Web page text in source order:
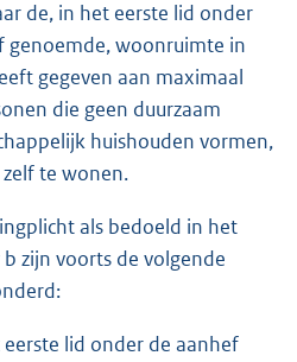
de, in het eerste lid onder
genoemde, woonruimte in
gegeven aan maximaal
die geen duurzaam
huishouden vormen,
te wonen.
als bedoeld in het
zijn voorts de volgende
eerste lid onder de aanhef